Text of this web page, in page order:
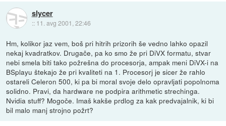
slycer
:: 11. avg 2001, 22:46
Hm, kolikor jaz vem, boš pri hitrih prizorih še vedno lahko opazil
nekaj kvadratkov. Drugače, pa ko smo že pri DiVX formatu, stvar
nebi smela biti tako požrešna do procesorja, ampak meni DiVX-i na
BSplayu štekajo že pri kvaliteti na 1. Procesorj je sicer že rahlo
ostareli Celeron 500, ki pa bi moral svoje delo opravljati popolnoma
solidno. Pravi, da hardware ne podpira arithmetic strechinga.
Nvidia stuff? Mogoče. Imaš kakše prdlog za kak predvajalnik, ki bi
bil malo manj strojno požrt?